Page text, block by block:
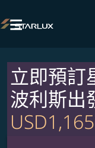

立即預訂
波利斯出